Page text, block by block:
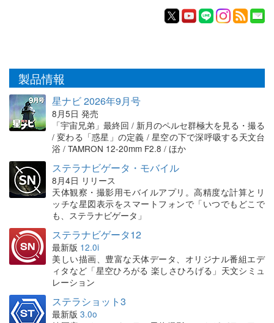
製品情報
星ナビ 2026年9月号
8月5日 発売
「宇宙兄弟」最終回 / 新月のペルセ群極大を見る・撮る
/ 変わる「惑星」の定義 / 星空の下で深呼吸する天文台
浴 / TAMRON 12-20mm F2.8 / ほか
ステラナビゲータ・モバイル
8月4日 リリース
天体観察・撮影用モバイルアプリ。高精度な計算とリ
ッチな星図表示をスマートフォンで「いつでもどこで
も、ステラナビゲータ」
ステラナビゲータ12
最新版 12.0i
美しい描画、豊富な天体データ、オリジナル番組エデ
ィタなど「星空ひろがる 楽しさひろげる」天文シミュ
レーション
ステラショット3
最新版 3.0o